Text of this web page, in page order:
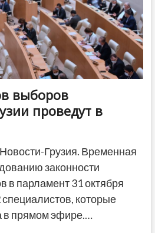
выборов
проведут в
Грузия. Временная
законности
в парламент 31 октября
которые
в прямом эфире.…